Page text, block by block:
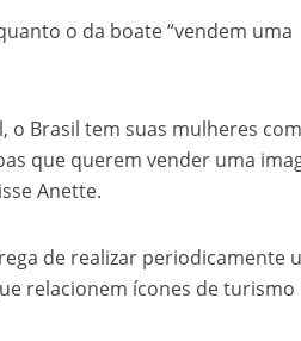
o da boate “vendem uma
o Brasil tem suas mulheres
que querem vender uma
Anette.
de realizar periodicamente
relacionem ícones de turismo